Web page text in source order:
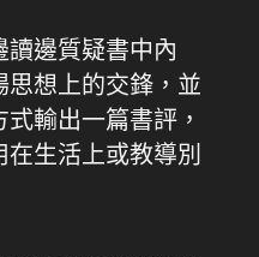
讀邊質疑書中內
思想上的交鋒，並
輸出一篇書評，
生活上或教導別